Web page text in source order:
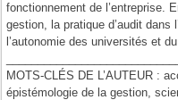
fonctionnement de l’entreprise.
gestion, la pratique d’audit dans
l’autonomie des universités et
MOTS-CLÉS DE L’AUTEUR :
épistémologie de la gestion,